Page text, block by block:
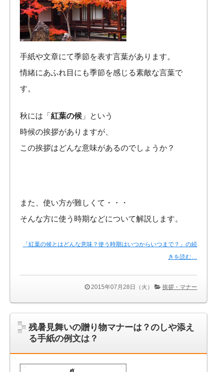
手紙や文章にて季節を表す言葉があります。
情緒にあふれ目にも季節を感じる素敵な言葉で
す。
秋には「 紅葉の候 」という
時候の挨拶がありますが、
この挨拶はどんな意味があるのでしょうか？
また、使い方が難しくて・・・
そんな方に使う時期などについて解説します。
「紅葉の候とはどんな意味？使う時期はいつからいつまで？」の続
きを読む…
2015年07月28日（火） 挨拶・マナー
残暑見舞いの贈り物マナーは？のしや添え
る手紙の例文は？